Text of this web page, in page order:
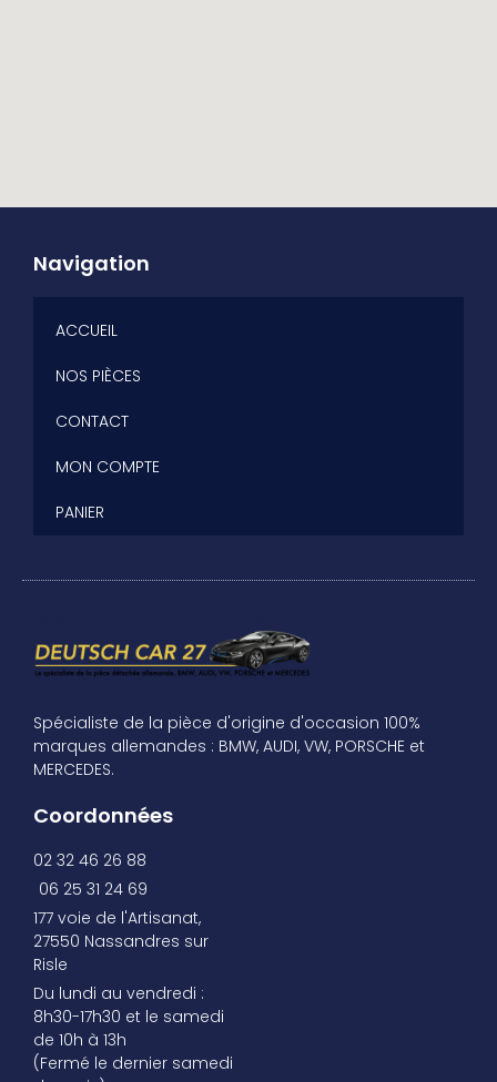
Navigation
ACCUEIL
NOS PIÈCES
CONTACT
MON COMPTE
PANIER
Spécialiste de la pièce d'origine d'occasion 100%
marques allemandes : BMW, AUDI, VW, PORSCHE et
MERCEDES.
Coordonnées
02 32 46 26 88
06 25 31 24 69
177 voie de l'Artisanat,
27550 Nassandres sur
Risle
Du lundi au vendredi :
8h30-17h30 et le samedi
de 10h à 13h
(Fermé le dernier samedi